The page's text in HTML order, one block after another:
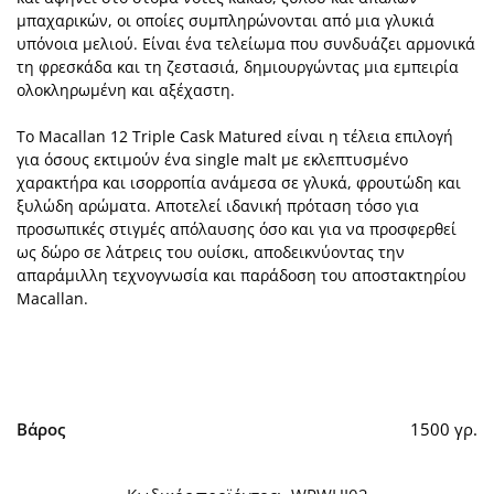
μπαχαρικών, οι οποίες συμπληρώνονται από μια γλυκιά
υπόνοια μελιού. Είναι ένα τελείωμα που συνδυάζει αρμονικά
τη φρεσκάδα και τη ζεστασιά, δημιουργώντας μια εμπειρία
ολοκληρωμένη και αξέχαστη.
Το Macallan 12 Triple Cask Matured είναι η τέλεια επιλογή
για όσους εκτιμούν ένα single malt με εκλεπτυσμένο
χαρακτήρα και ισορροπία ανάμεσα σε γλυκά, φρουτώδη και
ξυλώδη αρώματα. Αποτελεί ιδανική πρόταση τόσο για
προσωπικές στιγμές απόλαυσης όσο και για να προσφερθεί
ως δώρο σε λάτρεις του ουίσκι, αποδεικνύοντας την
απαράμιλλη τεχνογνωσία και παράδοση του αποστακτηρίου
Macallan.
Βάρος 1500 γρ.